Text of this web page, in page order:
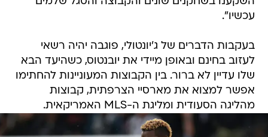
עכשיו".
בעקבות הדברים של ג'יונטולי, פוגבה יהיה רשאי
לעזוב בחינם ובאופן מיידי את יובנטוס, כשהיעד הבא
שלו עדיין לא ברור. בין הקבוצות המעוניינות להחתימו
אפשר למצוא את מארסיי הצרפתית, קבוצות
מהליגה הסעודית ומליגת ה-MLS האמריקאית.